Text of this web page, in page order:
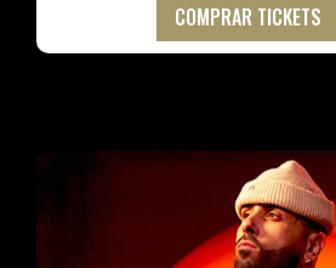
COMPRAR TICKETS